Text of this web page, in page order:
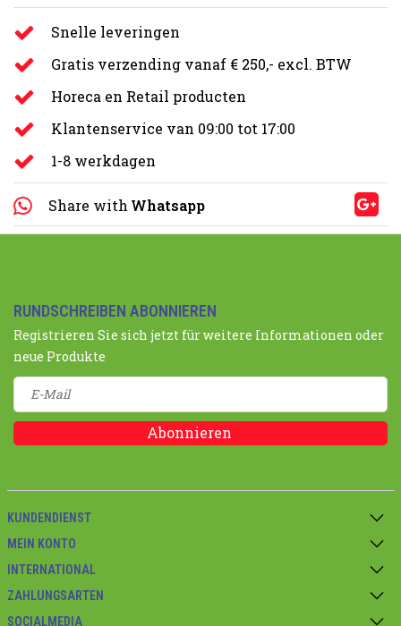
Snelle leveringen
Gratis verzending vanaf € 250,- excl. BTW
Horeca en Retail producten
Klantenservice van 09:00 tot 17:00
1-8 werkdagen
Share with Whatsapp
RUNDSCHREIBEN ABONNIEREN
Registrieren Sie sich jetzt für weitere Informationen oder
neue Produkte
Abonnieren
KUNDENDIENST
MEIN KONTO
INTERNATIONAL
ZAHLUNGSARTEN
SOCIALMEDIA